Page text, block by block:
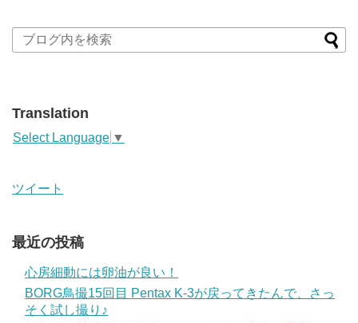
Translation
Select Language ▼
ツイート
最近の投稿
心房細動には卵油が良い！
BORG鳥撮15回目 Pentax K-3が戻ってきたんで、さっ
そく試し撮り♪